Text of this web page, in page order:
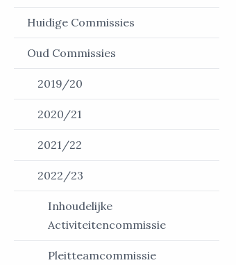
Huidige Commissies
Oud Commissies
2019/20
2020/21
2021/22
2022/23
Inhoudelijke
Activiteitencommissie
Pleitteamcommissie